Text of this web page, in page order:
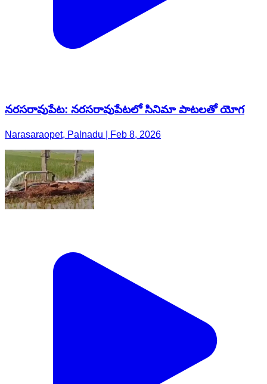
నరసరావుపేట: నరసరావుపేటలో సినిమా పాటలతో యోగ
Narasaraopet, Palnadu | Feb 8, 2026